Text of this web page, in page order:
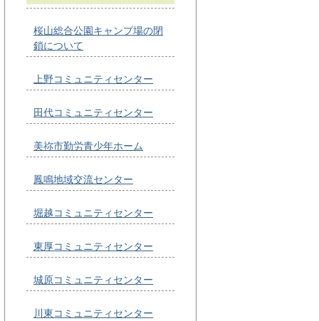
桜山総合公園キャンプ場の閉
鎖について
上野コミュニティセンター
田代コミュニティセンター
美祢市勤労青少年ホーム
鳳鳴地域交流センター
堀越コミュニティセンター
東厚コミュニティセンター
城原コミュニティセンター
川東コミュニティセンター